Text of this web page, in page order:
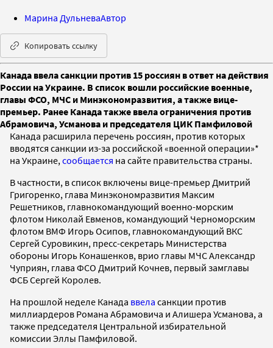
Марина ДульневаАвтор
Копировать ссылку
Канада ввела санкции против 15 россиян в ответ на действия
России на Украине. В список вошли российские военные,
главы ФСО, МЧС и Минэкономразвития, а также вице-
премьер. Ранее Канада также ввела ограничения против
Абрамовича, Усманова и председателя ЦИК Памфиловой
Канада расширила перечень россиян, против которых
вводятся санкции из-за российской «военной операции»*
на Украине, сообщается на сайте правительства страны.
В частности, в список включены вице-премьер Дмитрий
Григоренко, глава Минэкономразвития Максим
Решетников, главнокомандующий военно-морским
флотом Николай Евменов, командующий Черноморским
флотом ВМФ Игорь Осипов, главнокомандующий ВКС
Сергей Суровикин, пресс-секретарь Министерства
обороны Игорь Конашенков, врио главы МЧС Александр
Чуприян, глава ФСО Дмитрий Кочнев, первый замглавы
ФСБ Сергей Королев.
На прошлой неделе Канада ввела санкции против
миллиардеров Романа Абрамовича и Алишера Усманова, а
также председателя Центральной избирательной
комиссии Эллы Памфиловой.